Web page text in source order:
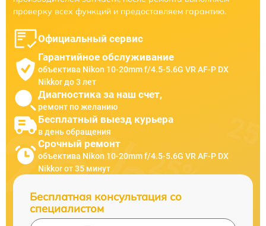
проверку всех функций и предоставляем гарантию.
Официальный сервис
Гарантийное обслуживание
объектива Nikon 10-20mm f/4.5-5.6G VR AF-P DX
Nikkor до 3 лет
Диагностика за наш счет,
ремонт по желанию
Бесплатный выезд курьера
в день обращения
Срочный ремонт
объектива Nikon 10-20mm f/4.5-5.6G VR AF-P DX
Nikkor от 35 минут
Бесплатная консультация со
специалистом